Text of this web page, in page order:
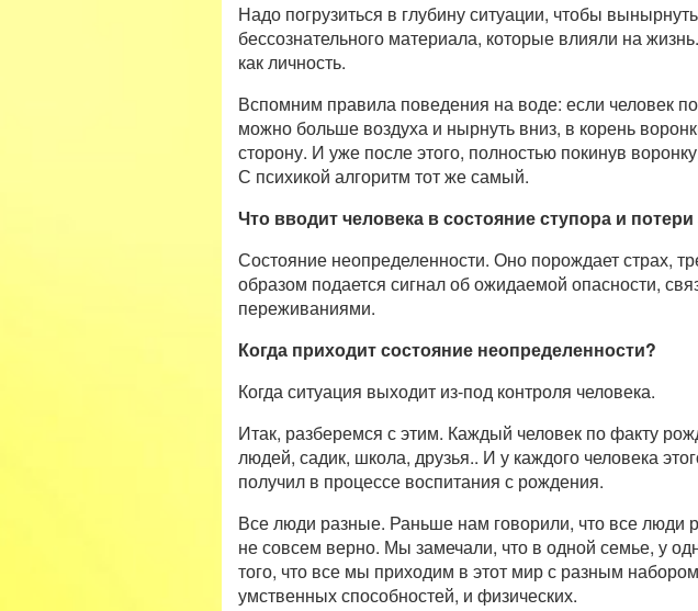
Надо погрузиться в глубину ситуации, чтобы
бессознательного материала, которые влияли на
как личность.
Вспомним правила поведения на воде: если человек
можно больше воздуха и нырнуть вниз, в корень
сторону. И уже после этого, полностью покинув
С психикой алгоритм тот же самый.
Что вводит человека в состояние ступора и
Состояние неопределенности. Оно порождает страх,
образом подается сигнал об ожидаемой опасности,
переживаниями.
Когда приходит состояние неопределенности?
Когда ситуация выходит из-под контроля человека.
Итак, разберемся с этим. Каждый человек по факту
людей, садик, школа, друзья.. И у каждого человека
получил в процессе воспитания с рождения.
Все люди разные. Раньше нам говорили, что все люди
не совсем верно. Мы замечали, что в одной семье, у
того, что все мы приходим в этот мир с разным
умственных способностей, и физических.